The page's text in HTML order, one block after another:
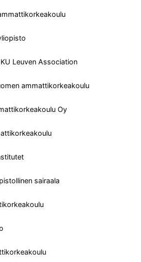
Leuven Association
ammattikorkeakoulu
Oy
sairaala